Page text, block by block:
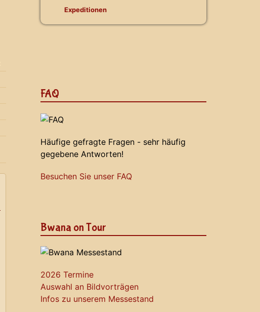
Expeditionen
FAQ
Häufige gefragte Fragen - sehr häufig
gegebene Antworten!
Besuchen Sie unser FAQ
Bwana on Tour
2026 Termine
Auswahl an Bildvorträgen
Infos zu unserem Messestand